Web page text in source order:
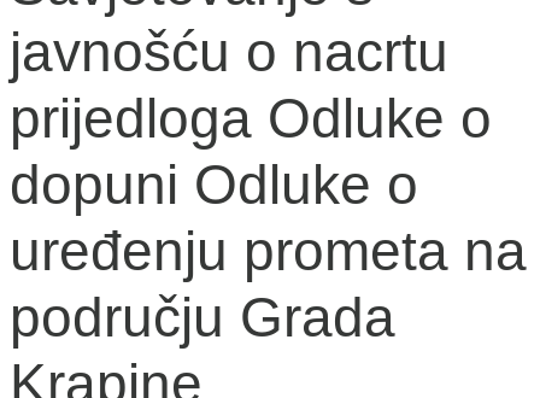
javnošću o nacrtu
prijedloga Odluke o
dopuni Odluke o
uređenju prometa na
području Grada
Krapine